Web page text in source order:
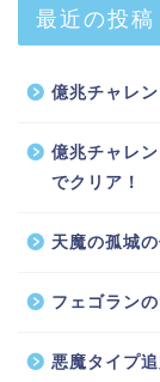
最近の投稿
億兆チャレ
億兆チャレ
でクリア！
天魔の孤城
フェゴラン
悪魔タイプ